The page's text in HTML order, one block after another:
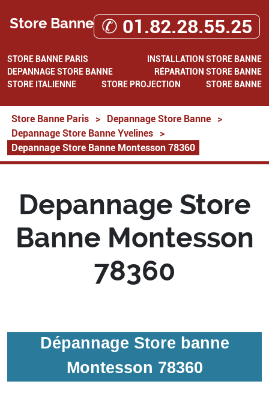
Store Banne ✆ 01.82.28.55.25
STORE BANNE PARIS
INSTALLATION STORE BANNE
DEPANNAGE STORE BANNE
RÉPARATION STORE BANNE
STORE ITALIENNE
STORE PROJECTION STORE BANNE
Store Banne Paris > Depannage Store Banne
>
Depannage Store Banne Yvelines
>
Depannage Store Banne Montesson 78360
Depannage Store
Banne Montesson
78360
Dépannage Store banne
Montesson 78360